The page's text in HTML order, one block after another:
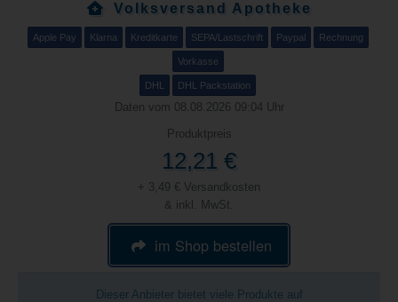
Volksversand Apotheke
Apple Pay Klarna Kreditkarte SEPA/Lastschrift Paypal Rechnung
Vorkasse
DHL DHL Packstation
Daten vom 08.08.2026 09:04 Uhr
Produktpreis
12,21 €
+ 3,49 € Versandkosten
& inkl. MwSt.
im Shop bestellen
Dieser Anbieter bietet viele Produkte auf